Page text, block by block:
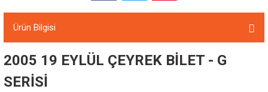
Ürün Bilgisi
2005 19 EYLÜL ÇEYREK BİLET - G
SERİSİ